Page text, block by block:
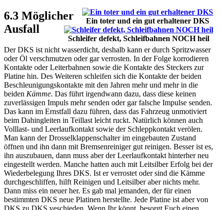
Ein toter und ein gut erhaltener DKS
Schleifer defekt, Schleifbahnen NOCH heil
6.3 Möglicher
Ausfall
Der DKS ist nicht wasserdicht, deshalb kann er durch Spritzwasser
oder Öl verschmutzen oder gar verrosten. In der Folge korrodieren
Kontakte oder Leiterbahnen sowie die Kontakte des Steckers zur
Platine hin. Des Weiteren schleifen sich die Kontakte der beiden
Beschleunigungskontakte mit den Jahren mehr und mehr in die
beiden Kämme. Das führt irgendwann dazu, dass diese keinen
zuverlässigen Impuls mehr senden oder gar falsche Impulse senden.
Das kann im Ernstfall dazu führen, dass das Fahrzeug unmotiviert
beim Dahingleiten in Teillast leicht ruckt. Natürlich können auch
Volllast- und Leerlaufkontakt sowie der Schleppkontakt verölen.
Man kann der Drosselklappenschalter im eingebauten Zustand
öffnen und ihn dann mit Bremsenreiniger gut reinigen. Besser ist es,
ihn auszubauen, dann muss aber der Leerlaufkontakt hinterher neu
eingestellt werden. Manche hatten auch mit Leitsilber Erfolg bei der
Wiederbelegung Ihres DKS. Ist er verrostet oder sind die Kämme
durchgeschliffen, hilft Reinigen und Leitsilber aber nichts mehr.
Dann miss ein neuer her. Es gab mal jemanden, der für einen
bestimmten DKS neue Platinen herstellte. Jede Platine ist aber von